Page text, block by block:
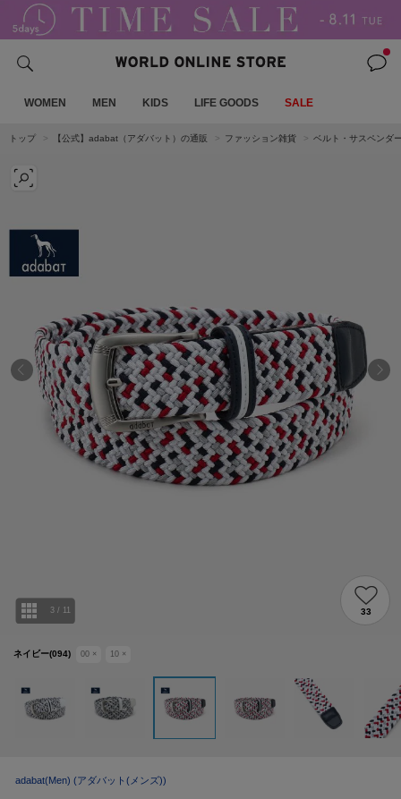
WOMEN MEN KIDS LIFE GOODS SALE
トップ 【公式】adabat（アダバット）の通販 ファッション雑貨 ベルト・サスペンダ
ネイビー(094) 00 × 10 ×
3 / 11 33
adabat(Men) (アダバット(メンズ))